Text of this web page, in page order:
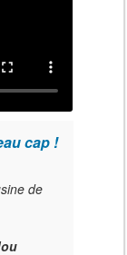
cap !
de